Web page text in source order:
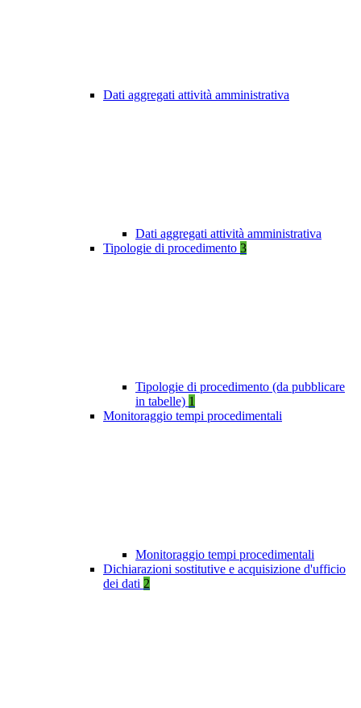
Dati aggregati attività amministrativa
Dati aggregati attività amministrativa
Tipologie di procedimento 3
Tipologie di procedimento (da pubblicare
in tabelle) 1
Monitoraggio tempi procedimentali
Monitoraggio tempi procedimentali
Dichiarazioni sostitutive e acquisizione d'ufficio
dei dati 2